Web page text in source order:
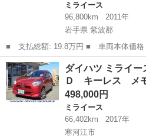
ミライース
96,800km
2011年
岩手県 紫波郡
■ 支払総額: 19.8万円 ■ 車両本体価格： 180,000 円 ■ メーカー
名： ダイハツ ■ 車種名： ミライ
イドリングストップ キーレス ■ 排
5...
岩手 紫波郡 ミライース
ダイハツ ミライ
Ｄ キーレス メ
498,000円
ミライース
66,402km
2017年
寒河江市